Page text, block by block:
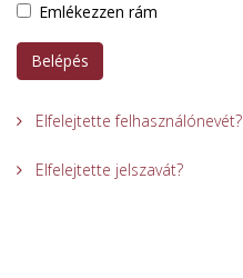
Emlékezzen rám
Belépés
Elfelejtette felhasználónevét?
Elfelejtette jelszavát?